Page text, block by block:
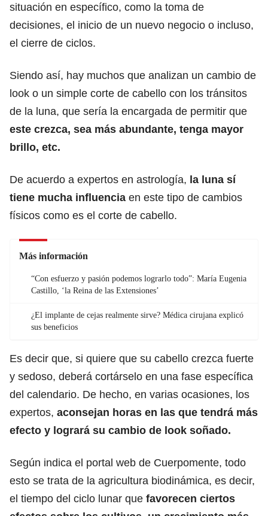
situación en específico, como la toma de
decisiones, el inicio de un nuevo negocio o incluso,
el cierre de ciclos.
Siendo así, hay muchos que analizan un cambio de
look o un simple corte de cabello con los tránsitos
de la luna, que sería la encargada de permitir que
este crezca, sea más abundante, tenga mayor
brillo, etc.
De acuerdo a expertos en astrología, la luna sí
tiene mucha influencia en este tipo de cambios
físicos como es el corte de cabello.
Más información
“Con esfuerzo y pasión podemos lograrlo todo”: María Eugenia
Castillo, ‘la Reina de las Extensiones’
¿El implante de cejas realmente sirve? Médica cirujana explicó
sus beneficios
Es decir que, si quiere que su cabello crezca fuerte
y sedoso, deberá cortárselo en una fase específica
del calendario. De hecho, en varias ocasiones, los
expertos, aconsejan horas en las que tendrá más
efecto y logrará su cambio de look soñado.
Según indica el portal web de Cuerpomente, todo
esto se trata de la agricultura biodinámica, es decir,
el tiempo del ciclo lunar que favorecen ciertos